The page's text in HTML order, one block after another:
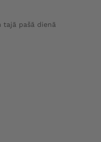
tajā pašā dienā